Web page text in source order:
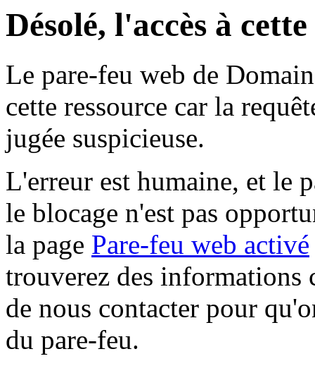
Désolé, l'accès à
Le pare-feu web de
cette ressource car la
jugée suspicieuse.
L'erreur est humaine, et le
le blocage n'est pas
la page Pare-feu web activé
trouverez des informations
de nous contacter pour
du pare-feu.